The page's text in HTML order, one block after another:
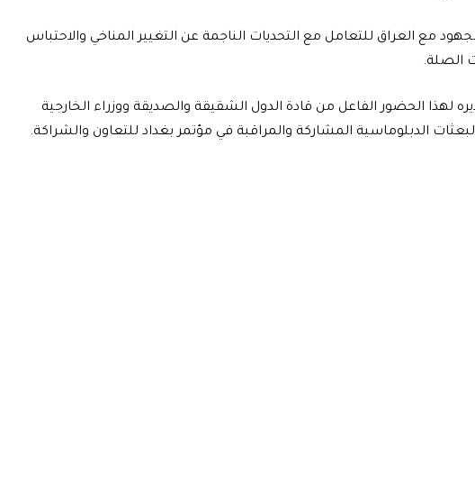
مع العراق للتعامل مع التحديات الناجمة عن التغيير المناخي والاحتباس
الصلة.
لهذا الحضور الفاعل من قادة الدول الشقيقة والصديقة ووزراء الخارجية
الدبلوماسية المشاركة والمراقبة في مؤتمر بغداد للتعاون والشراكة.